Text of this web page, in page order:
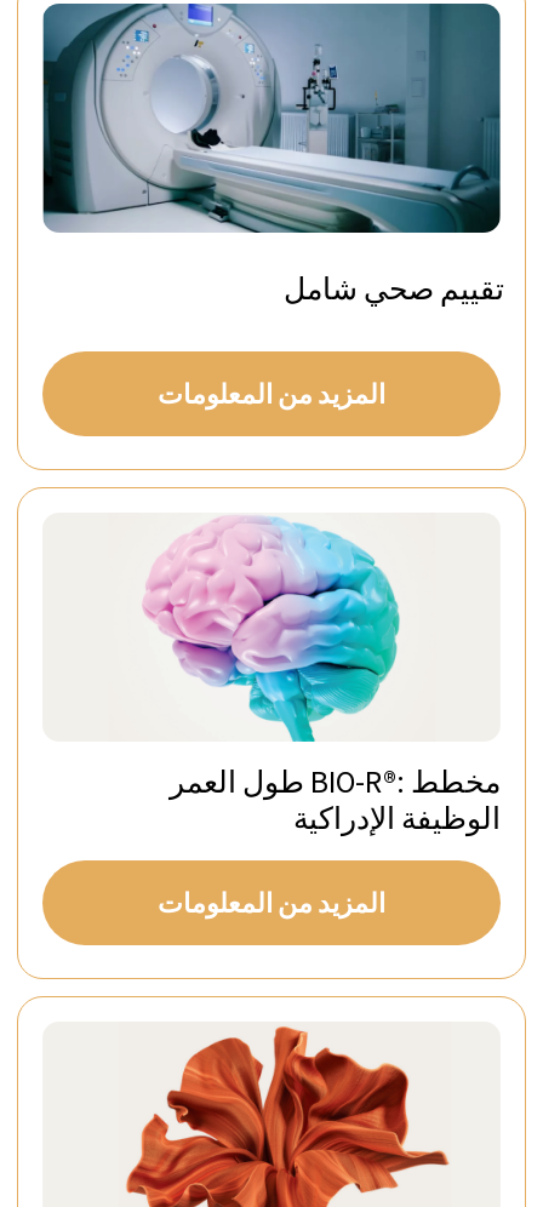
احجز فيلا
المزيد من
المعلومات
Private Villa Perla
المزيد من
احجز فيلا
Villa The Mansion
Private Villa Oasis
احجز فيلا